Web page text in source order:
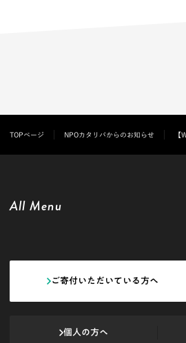
TOPページ NPOカタリバからのお知らせ 【
All Menu
ご寄付いただいている方へ
個人の方へ